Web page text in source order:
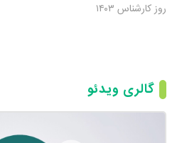
روز کارشناس ۱۴۰۳
گالری ویدئو